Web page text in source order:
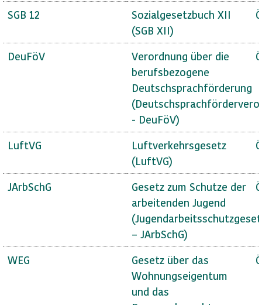
SGB 12
Sozialgesetzbuch XII
(SGB XII)
DeuFöV
Verordnung über die
berufsbezogene
Deutschsprachförderung
- DeuFöV)
LuftVG
Luftverkehrsgesetz
(LuftVG)
JArbSchG
Gesetz zum Schutze der
arbeitenden Jugend
– JArbSchG)
WEG
Gesetz über das
Wohnungseigentum
und das